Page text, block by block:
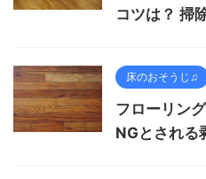
コツは？ 掃
床のおそうじ♫
フローリン
NGとされる